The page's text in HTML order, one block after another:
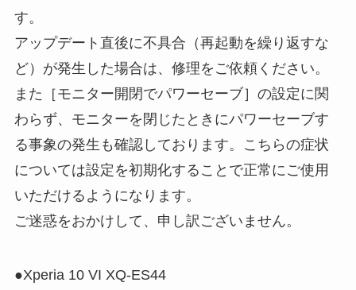
す。
アップデート直後に不具合（再起動を繰り返すな
ど）が発生した場合は、修理をご依頼ください。
また［モニター開閉でパワーセーブ］の設定に関
わらず、モニターを閉じたときにパワーセーブす
る事象の発生も確認しております。こちらの症状
については設定を初期化することで正常にご使用
いただけるようになります。
ご迷惑をおかけして、申し訳ございません。
●Xperia 10 VI XQ-ES44